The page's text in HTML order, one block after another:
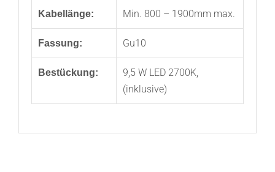
Kabellänge: Min. 800 – 1900mm max.
Fassung: Gu10
Bestückung:
9,5 W LED 2700K,
(inklusive)